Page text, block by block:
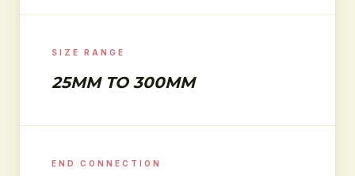
SIZE RANGE
25MM TO 300MM
END CONNECTION